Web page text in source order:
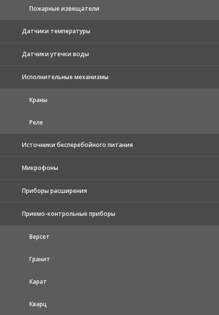
Пожарные извещатели
Датчики температуры
Датчики утечки воды
Исполнительные механизмы
Краны
Реле
Источники бесперебойного питания
Микрофоны
Приборы расширения
Приемо-контрольные приборы
Версет
Гранит
Карат
Кварц